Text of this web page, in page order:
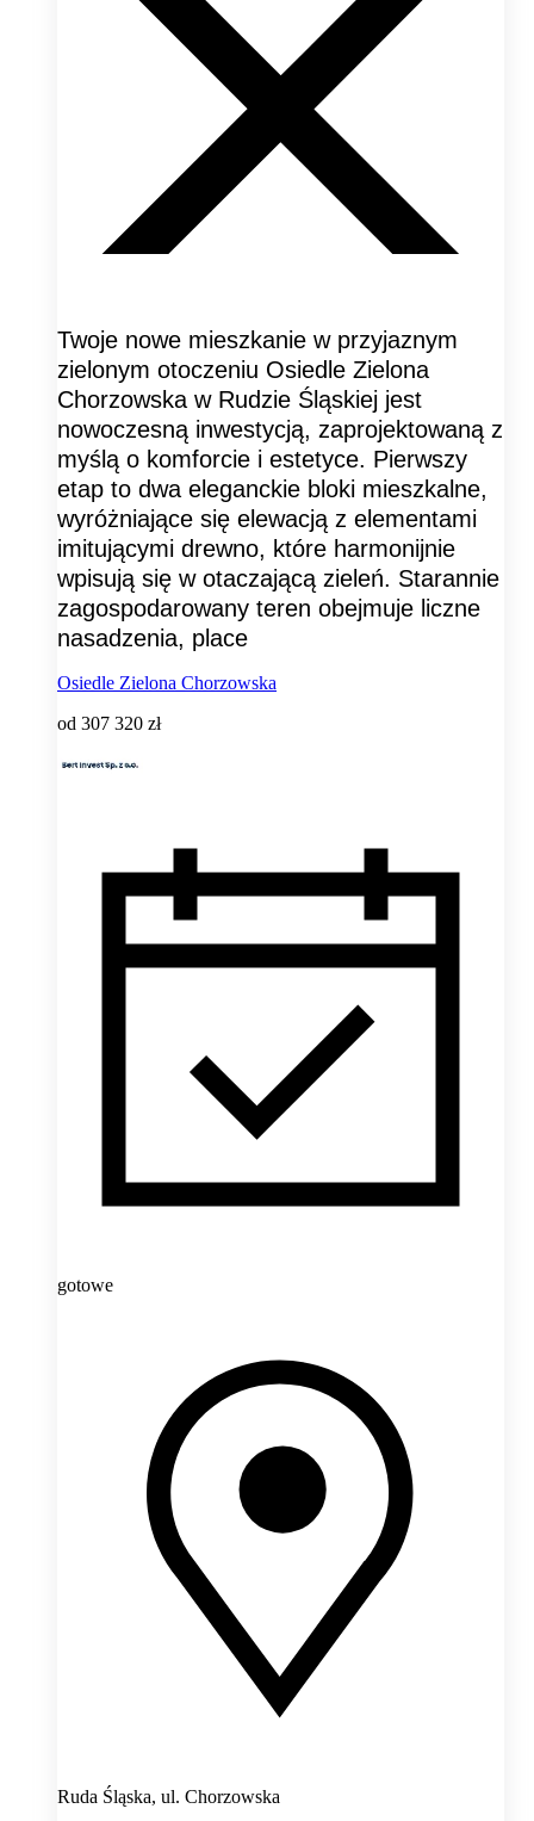
Twoje nowe mieszkanie w przyjaznym
zielonym otoczeniu Osiedle Zielona
Chorzowska w Rudzie Śląskiej jest
nowoczesną inwestycją, zaprojektowaną z
myślą o komforcie i estetyce. Pierwszy
etap to dwa eleganckie bloki mieszkalne,
wyróżniające się elewacją z elementami
imitującymi drewno, które harmonijnie
wpisują się w otaczającą zieleń. Starannie
zagospodarowany teren obejmuje liczne
nasadzenia, place
Osiedle Zielona Chorzowska
od 307 320 zł
gotowe
Ruda Śląska, ul. Chorzowska